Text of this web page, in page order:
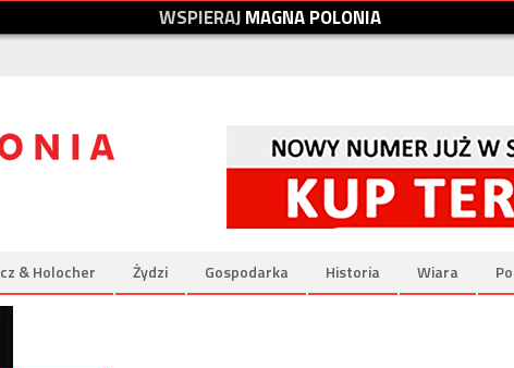
WSPIERAJMAGNAPOLONIA
& Holocher Żydzi Gospodarka Historia Wiara